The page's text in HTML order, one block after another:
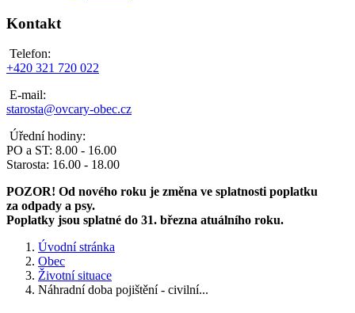
Kontakt
Telefon:
+420 321 720 022
E-mail:
starosta@ovcary-obec.cz
Úřední hodiny:
PO a ST: 8.00 - 16.00
Starosta: 16.00 - 18.00
POZOR! Od nového roku je změna ve splatnosti poplatku
za odpady a psy.
Poplatky jsou splatné do 31. března atuálního roku.
Úvodní stránka
Obec
Životní situace
Náhradní doba pojištění - civilní...